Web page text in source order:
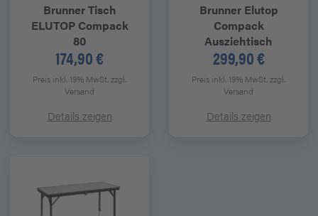
BrunnerTisch
ELUTOP Compack
80
174,90 €
Preis inkl. 19% MwSt.zzgl.
Versand
Details zeigen
BrunnerElutop
Compack
Ausziehtisch
299,90 €
Preis inkl. 19% MwSt.zzgl.
Versand
Details zeigen